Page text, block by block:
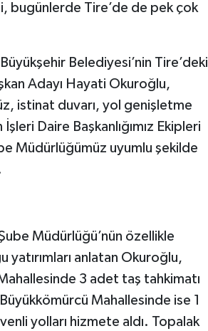
bugünlerde Tire’de de pek çok
Belediyesi’nin Tire’deki
Adayı Hayati Okuroğlu,
istinat duvarı, yol genişletme
Daire Başkanlığımız Ekipleri
Müdürlüğümüz uyumlu şekilde
Müdürlüğü’nün özellikle
anlatan Okuroğlu,
3 adet taş tahkimatı
Mahallesinde ise 1
yolları hizmete aldı. Topalak